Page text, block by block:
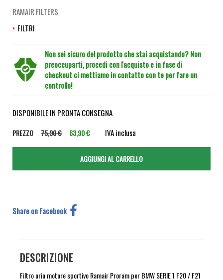
RAMAIR FILTERS
FILTRI
Non sei sicuro del prodotto che stai acquistando? Non
preoccuparti, procedi con l'acquisto e in fase di
checkout ci mettiamo in contatto con te per fare un
controllo!
DISPONIBILE IN PRONTA CONSEGNA
PREZZO 75,90 € 63,90 € IVA inclusa
Share on Facebook
DESCRIZIONE
Filtro aria motore sportivo Ramair Proram per BMW SERIE 1 F20 / F21